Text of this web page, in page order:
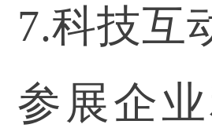
7.科技互
参展企